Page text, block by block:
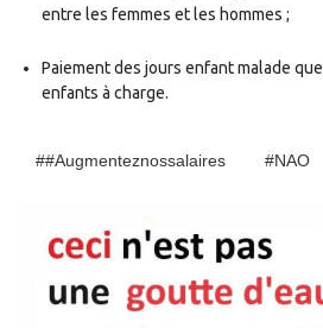
entre les femmes et les hommes ;
Paiement des jours enfant malade
enfants à charge.
##augmenteznossalaires #NAO